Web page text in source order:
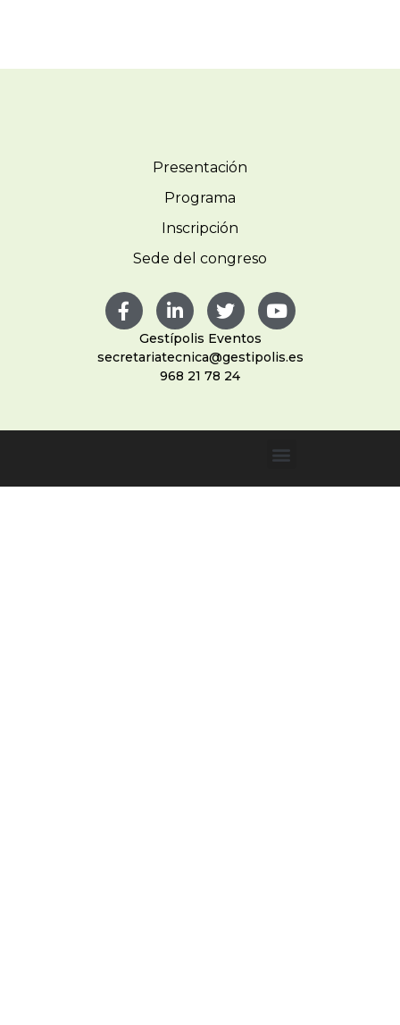
Presentación
Programa
Inscripción
Sede del congreso
Gestípolis Eventos
secretariatecnica@gestipolis.es
968 21 78 24